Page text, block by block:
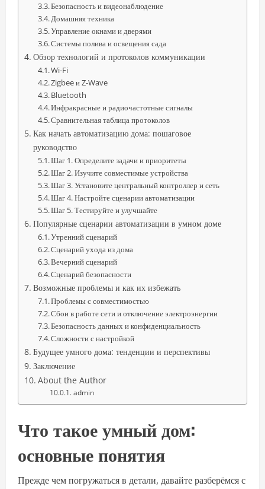
Безопасность и видеонаблюдение
Домашняя техника
Управление окнами и дверями
Системы полива и освещения сада
Обзор технологий и протоколов коммуникации
Wi-Fi
Zigbee и Z-Wave
Bluetooth
Инфракрасные и радиочастотные сигналы
Сравнительная таблица протоколов
Как начать автоматизацию дома: пошаговое
руководство
Шаг 1. Определите задачи и приоритеты
Шаг 2. Изучите совместимые устройства
Шаг 3. Установите центральный контроллер и сеть
Шаг 4. Настройте сценарии автоматизации
Шаг 5. Тестируйте и улучшайте
Популярные сценарии автоматизации в умном доме
Утренний сценарий
Сценарий ухода из дома
Вечерний сценарий
Сценарий безопасности
Возможные проблемы и как их избежать
Проблемы с совместимостью
Сбои в работе сети и отключение электроэнергии
Безопасность данных и конфиденциальность
Сложности с настройкой
Будущее умного дома: тенденции и перспективы
Заключение
About the Author
admin
Что такое умный дом:
основные понятия
Прежде чем погружаться в детали, давайте разберёмся с